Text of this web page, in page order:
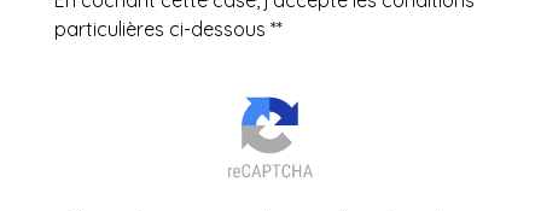
particulières ci-dessous **